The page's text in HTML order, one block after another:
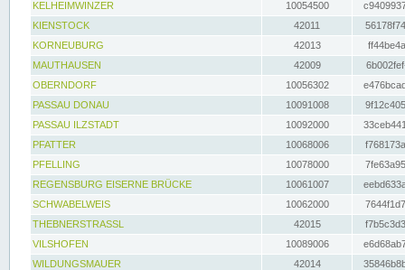
KELHEIMWINZER
10054500
KIENSTOCK
42011
KORNEUBURG
42013
MAUTHAUSEN
42009
OBERNDORF
10056302
PASSAU DONAU
10091008
PASSAU ILZSTADT
10092000
PFATTER
10068006
PFELLING
10078000
REGENSBURG EISERNE BRÜCKE
10061007
SCHWABELWEIS
10062000
THEBNERSTRASSL
42015
VILSHOFEN
10089006
WILDUNGSMAUER
42014